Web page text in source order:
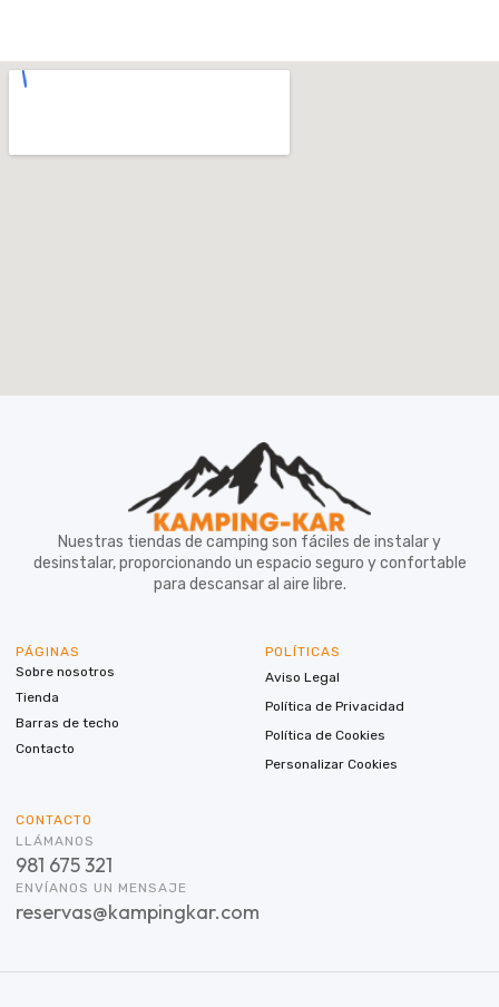
Nuestras tiendas de camping son fáciles de instalar y
desinstalar, proporcionando un espacio seguro y confortable
para descansar al aire libre.
PÁGINAS
Sobre nosotros
Tienda
Barras de techo
Contacto
POLÍTICAS
Aviso Legal
Política de Privacidad
Política de Cookies
Personalizar Cookies
CONTACTO
LLÁMANOS
981 675 321
ENVÍANOS UN MENSAJE
reservas@kampingkar.com